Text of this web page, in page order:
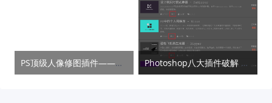
PS顶级人像修图插件——DeliciousRetouchPlus Photoshop八大插件破解 Cutterman Parker等